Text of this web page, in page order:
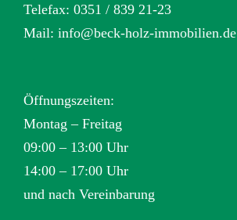
Telefax: 0351 / 839 21-23
Mail: info@beck-holz-immobilien.de
Öffnungszeiten:
Montag – Freitag
09:00 – 13:00 Uhr
14:00 – 17:00 Uhr
und nach Vereinbarung